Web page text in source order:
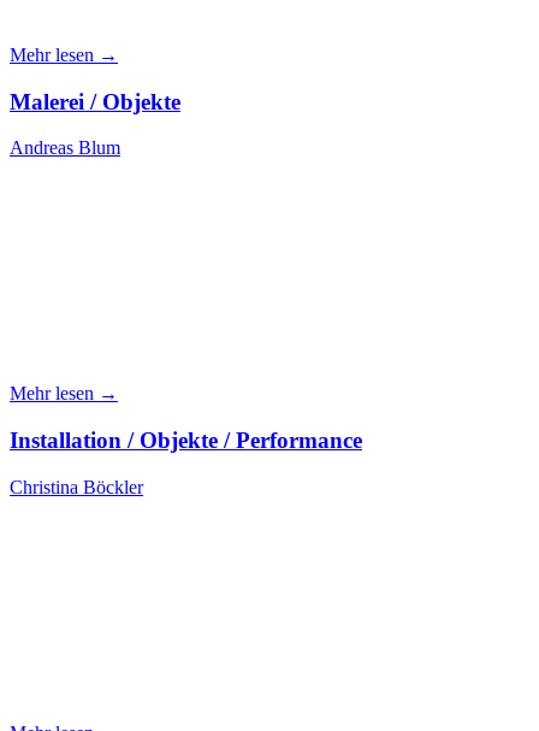
Mehr lesen →
Malerei / Objekte
Andreas Blum
Mehr lesen →
Installation / Objekte / Performance
Christina Böckler